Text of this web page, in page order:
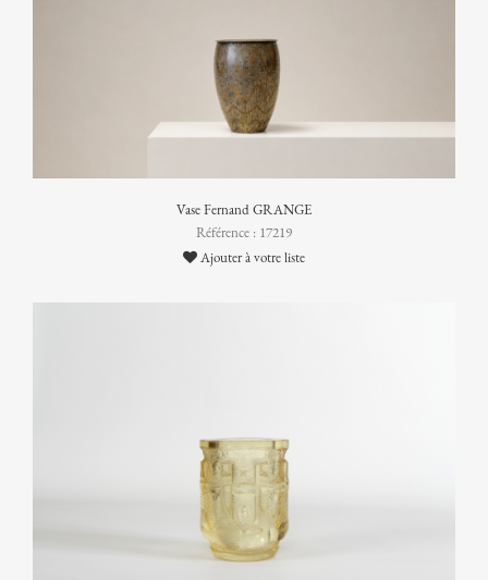
Vase Fernand GRANGE
Référence : 17219
Ajouter à votre liste